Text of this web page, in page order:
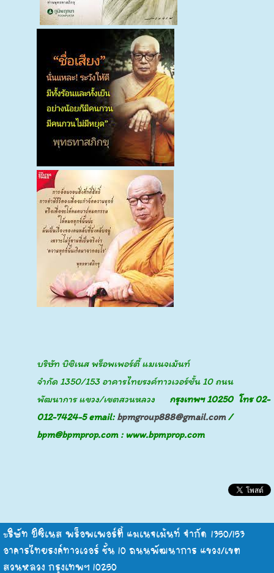
บริษัท บิซิเนส พร็อพเพอร์ตี้ แมเนจเม้นท์
จำกัด 1350/153อาคารไทยรงค์ทาวเวอร์ชั้น 10 ถนน
พัฒนาการ แขวง/เขตสวนหลวง
กรุงเทพฯ10250 โทร02-
012-7424-5email: bpmgroup888@gmail.com/
bpm@bpmprop.com : www.bpmprop.com
บริษัท บิซิเนส พร็อพเพอร์ตี้ แมเนจเม้นท์ จำกัด 1350/153
อาคารไทยรงค์ทาวเวอร์ ชั้น 10 ถนนพัฒนาการ แขวง/เขต
สวนหลวง กรุงเทพฯ 10250